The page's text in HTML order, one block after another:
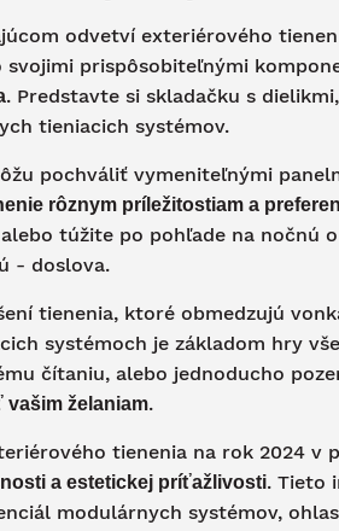
odvetví exteriérového
svojimi prispôsobiteľnými
. Predstavte si skladačku s
tieniacich systémov.
pochváliť vymeniteľnými
rôznym príležitostiam a
túžite po pohľade na nočnú
- doslova.
tienenia, ktoré obmedzujú
systémoch je základom hry
čítaniu, alebo jednoducho
želaniam.
tienenia na rok 2024 v
a estetickej príťažlivosti. Tieto
modulárnych systémov,